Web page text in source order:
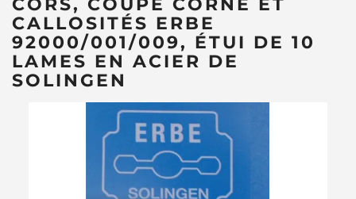
CORS, COUPE CORNE ET
CALLOSITÉS ERBE
92000/001/009, ÉTUI DE 10
LAMES EN ACIER DE
SOLINGEN